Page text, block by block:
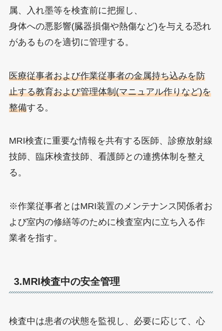
属、入れ墨等を検査前に把握し、
身体への悪影響(臓器損傷や熱傷など)を与える恐れ
があるものを適切に管理する。
医療従事者および作業従事者の金属持ち込みを防
止する教育および管理体制(マニュアル作りなど)を
整備する。
MRI検査に重要な情報を共有する医師、診療放射線
技師、臨床検査技師、看護師との連携体制を整え
る。
※作業従事者とはMRI装置のメンテナンス関係者お
よび室内の修繕等のために検査室内に立ち入る作
業者を指す。
3.MRI検査中の安全管理
検査中は患者の状態を監視し、必要に応じて、心